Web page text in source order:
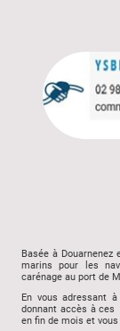
Basée à Douarnenez
marins pour les
carénage au port de
En vous adressant
donnant accès à ces
en fin de mois et